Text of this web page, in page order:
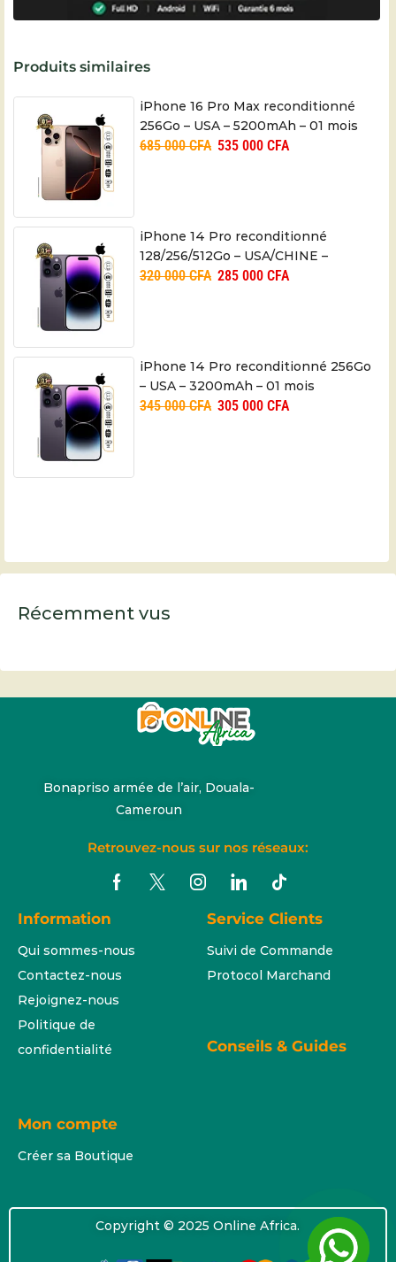
Produits similaires
iPhone 16 Pro Max reconditionné
256Go – USA – 5200mAh – 01 mois
685 000CFA 535 000 CFA
iPhone 14 Pro reconditionné
128/256/512Go – USA/CHINE –
3200mAh – 01mois
320 000CFA 285 000 CFA
iPhone 14 Pro reconditionné 256Go
– USA – 3200mAh – 01 mois
345 000CFA 305 000 CFA
Récemment vus
Bonapriso armée de l’air, Douala-
Cameroun
Retrouvez-nous sur nos réseaux:
Information
Qui sommes-nous
Contactez-nous
Rejoignez-nous
Politique de
confidentialité
Service Clients
Suivi de Commande
Protocol Marchand
Conseils & Guides
Mon compte
Créer sa Boutique
Copyright © 2025 Online Africa.